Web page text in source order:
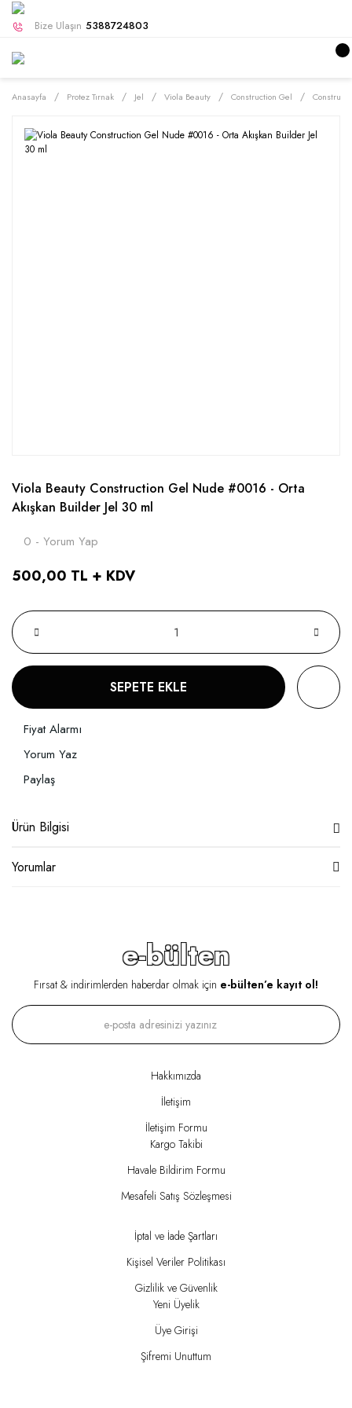
Bize Ulaşın 5388724803
Anasayfa Protez Tırnak Jel Viola Beauty Construction Gel
Viola Beauty Construction Gel Nude #0016 - Orta
Akışkan Builder Jel 30 ml
0 - Yorum Yap
500,00 TL + KDV
SEPETE EKLE
Fiyat Alarmı
Yorum Yaz
Paylaş
Ürün Bilgisi
Yorumlar
e-bülten
Fırsat & indirimlerden haberdar olmak için e-bülten’e kayıt ol!
Hakkımızda
İletişim
İletişim Formu
Kargo Takibi
Havale Bildirim Formu
Mesafeli Satış Sözleşmesi
İptal ve İade Şartları
Kişisel Veriler Politikası
Gizlilik ve Güvenlik
Yeni Üyelik
Üye Girişi
Şifremi Unuttum